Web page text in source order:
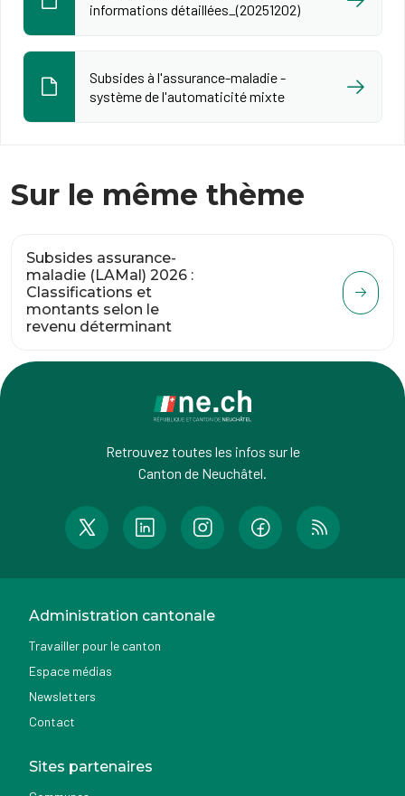
informations détaillées_(20251202)
Subsides à l'assurance-maladie -
système de l'automaticité mixte
Sur le même thème
Subsides assurance-
maladie (LAMal) 2026 :
Classifications et
montants selon le
revenu déterminant
Retrouvez toutes les infos sur le
Canton de Neuchâtel.
Administration cantonale
Travailler pour le canton
Espace médias
Newsletters
Contact
Sites partenaires